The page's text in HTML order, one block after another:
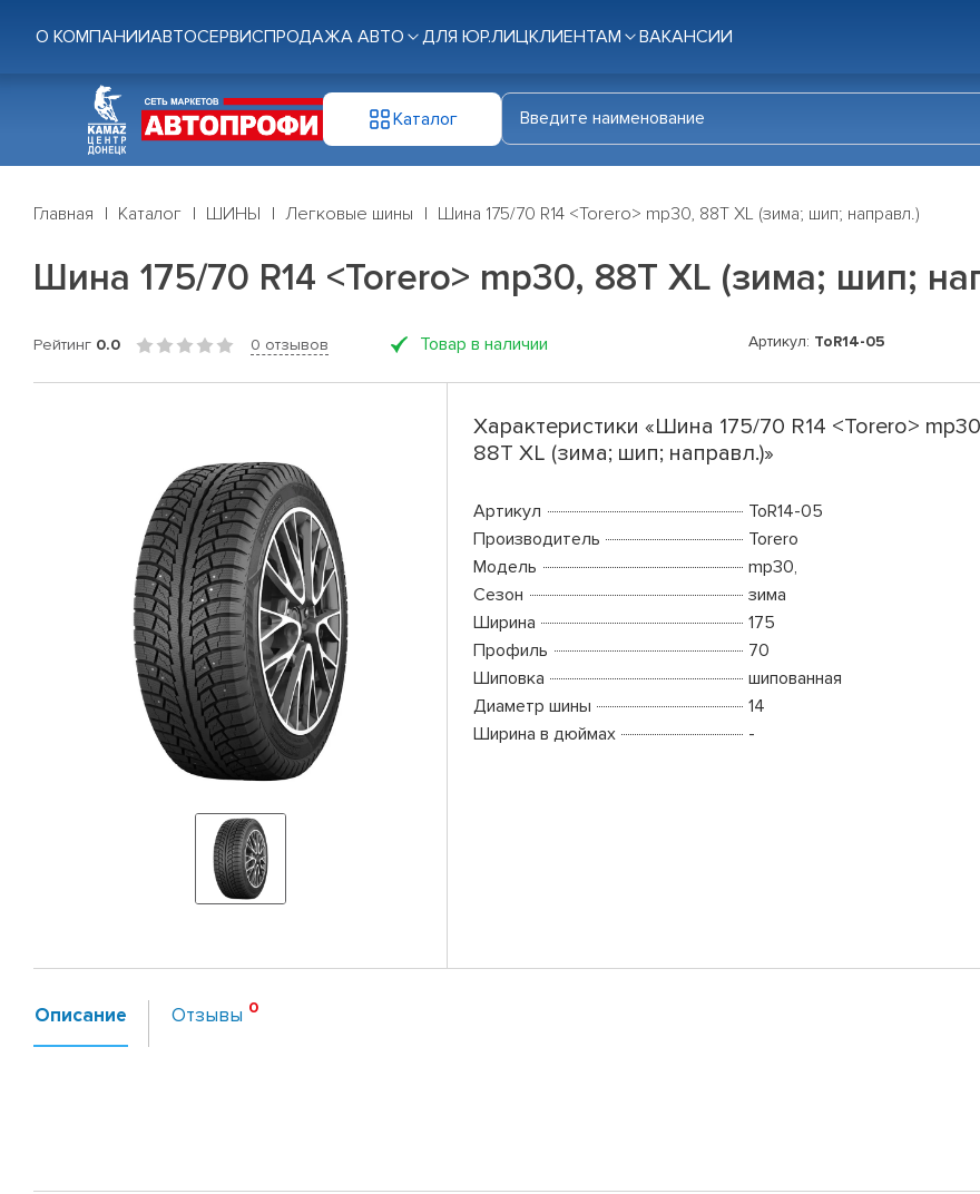
О КОМПАНИИАВТОСЕРВИСПРОДАЖА АВТО ДЛЯ ЮР.ЛИЦКЛИЕНТАМ ВАКАНСИИ
Каталог
Главная Каталог ШИНЫ Легковые шины Шина 175/70 R14 <Torero> mp30, 88T XL (зима; шип; направл.)
Шина 175/70 R14 <Torero> mp30, 88T XL (зима; шип;
Рейтинг 0.0 0 отзывов Товар в наличии Артикул: ToR14-05
Характеристики «Шина 175/70 R14 <Torero>
88T XL (зима; шип; направл.)»
Артикул
ToR14-05
Производитель
Torero
Модель
mp30,
Сезон
зима
Ширина
175
Профиль
70
Шиповка
шипованная
Диаметр шины
14
Ширина в дюймах
-
Описание Отзывы